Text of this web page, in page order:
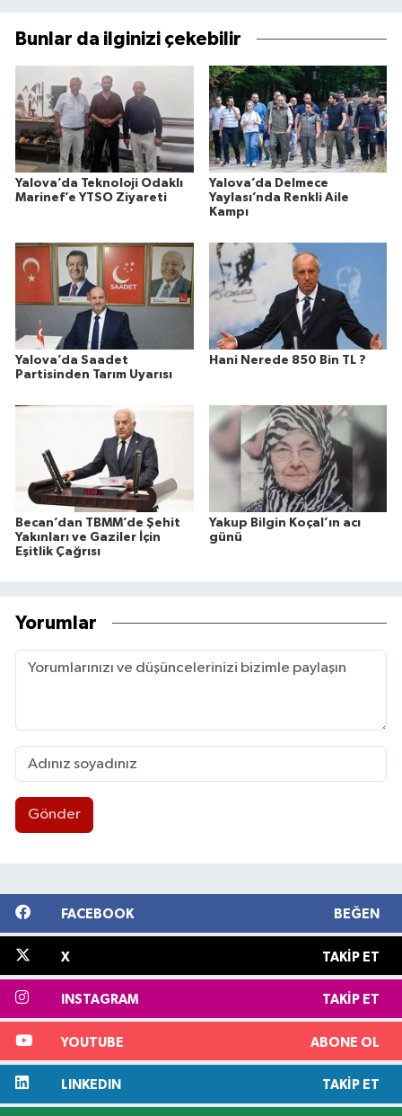
Bunlar da ilginizi çekebilir
Yalova’da Teknoloji Odaklı
Marinef’e YTSO Ziyareti
Yalova’da Delmece
Yaylası’nda Renkli Aile
Kampı
Yalova’da Saadet
Partisinden Tarım Uyarısı
Hani Nerede 850 Bin TL ?
Becan’dan TBMM’de Şehit
Yakınları ve Gaziler İçin
Eşitlik Çağrısı
Yakup Bilgin Koçal’ın acı
günü
Yorumlar
Gönder
FACEBOOK BEĞEN
X TAKIP ET
INSTAGRAM TAKIP ET
YOUTUBE ABONE OL
LINKEDIN TAKIP ET